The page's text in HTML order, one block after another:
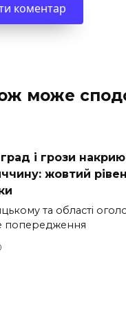
може
і грози
жовтий
та області
попередження